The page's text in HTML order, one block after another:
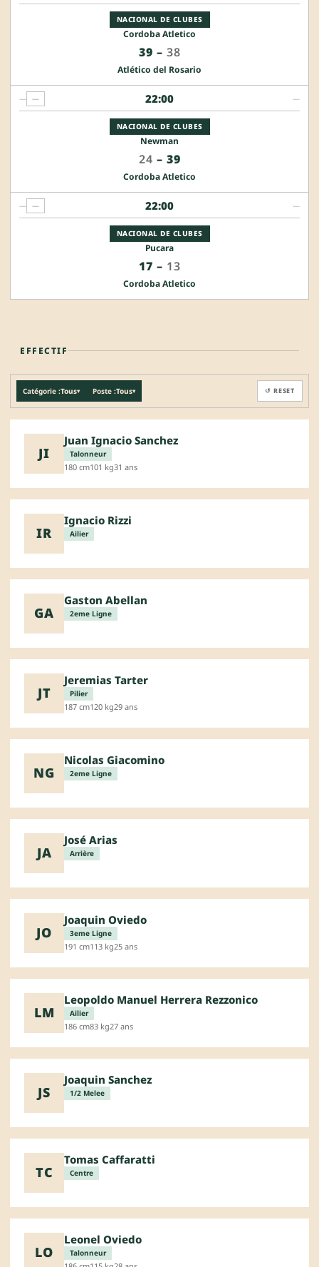
NACIONAL DE CLUBES
Cordoba Atletico
39 – 38
Atlético del Rosario
22:00
NACIONAL DE CLUBES
Newman
24 – 39
Cordoba Atletico
— — —
22:00
NACIONAL DE CLUBES
Pucara
17 – 13
Cordoba Atletico
— — —
EFFECTIF
Catégorie :Tous▾ Poste :Tous▾ ↺ RESET
JI
Juan Ignacio Sanchez
Talonneur
180 cm101 kg31 ans
IR
Ignacio Rizzi
Ailier
GA
Gaston Abellan
2eme Ligne
JT
Jeremias Tarter
Pilier
187 cm120 kg29 ans
NG
Nicolas Giacomino
2eme Ligne
JA
José Arias
Arrière
JO
Joaquin Oviedo
3eme Ligne
191 cm113 kg25 ans
LM
Leopoldo Manuel Herrera Rezzonico
Ailier
186 cm83 kg27 ans
JS
Joaquin Sanchez
1/2 Melee
TC
Tomas Caffaratti
Centre
LO
Leonel Oviedo
Talonneur